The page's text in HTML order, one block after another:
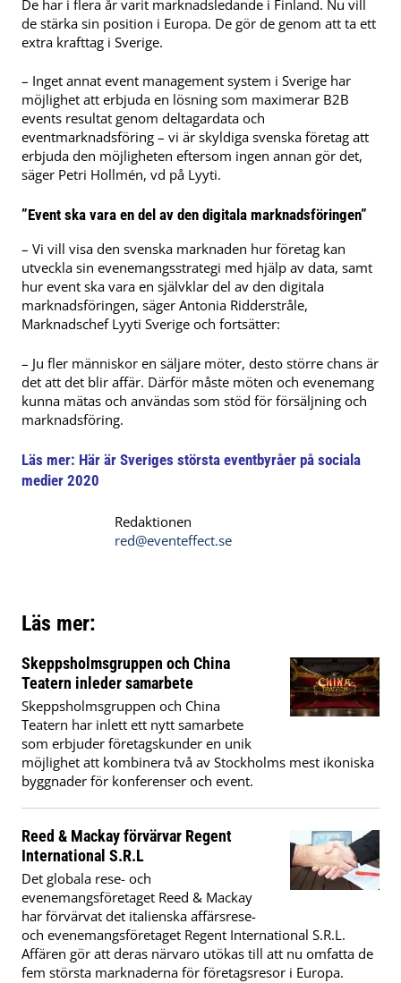
De har i flera år varit marknadsledande i Finland. Nu vill
de stärka sin position i Europa. De gör de genom att ta ett
extra krafttag i Sverige.
– Inget annat event management system i Sverige har
möjlighet att erbjuda en lösning som maximerar B2B
events resultat genom deltagardata och
eventmarknadsföring – vi är skyldiga svenska företag att
erbjuda den möjligheten eftersom ingen annan gör det,
säger Petri Hollmén, vd på Lyyti.
”Event ska vara en del av den digitala marknadsföringen”
– Vi vill visa den svenska marknaden hur företag kan
utveckla sin evenemangsstrategi med hjälp av data, samt
hur event ska vara en självklar del av den digitala
marknadsföringen, säger Antonia Ridderstråle,
Marknadschef Lyyti Sverige och fortsätter:
– Ju fler människor en säljare möter, desto större chans är
det att det blir affär. Därför måste möten och evenemang
kunna mätas och användas som stöd för försäljning och
marknadsföring.
Läs mer: Här är Sveriges största eventbyråer på sociala
medier 2020
Redaktionen
red@eventeffect.se
Läs mer:
Skeppsholmsgruppen och China
Teatern inleder samarbete
Skeppsholmsgruppen och China
Teatern har inlett ett nytt samarbete
som erbjuder företagskunder en unik
möjlighet att kombinera två av Stockholms mest ikoniska
byggnader för konferenser och event.
Reed & Mackay förvärvar Regent
International S.R.L
Det globala rese- och
evenemangsföretaget Reed & Mackay
har förvärvat det italienska affärsrese-
och evenemangsföretaget Regent International S.R.L.
Affären gör att deras närvaro utökas till att nu omfatta de
fem största marknaderna för företagsresor i Europa.